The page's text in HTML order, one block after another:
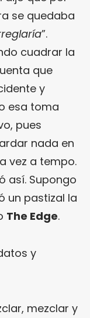
se quedaba
”.
cuadrar la
que
y
esa toma
pues
nada en
vez a tempo.
así. Supongo
un pastizal la
The Edge.
y
mezclar y